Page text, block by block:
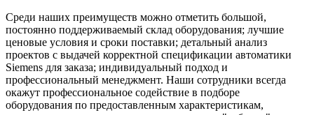
Среди наших преимуществ можно отметить большой,
постоянно поддерживаемый склад оборудования; лучшие
ценовые условия и сроки поставки; детальный анализ
проектов с выдачей корректной спецификации автоматики
Siemens для заказа; индивидуальный подход и
профессиональный менеджмент. Наши сотрудники всегда
окажут профессиональное содействие в подборе
оборудования по предоставленным характеристикам,